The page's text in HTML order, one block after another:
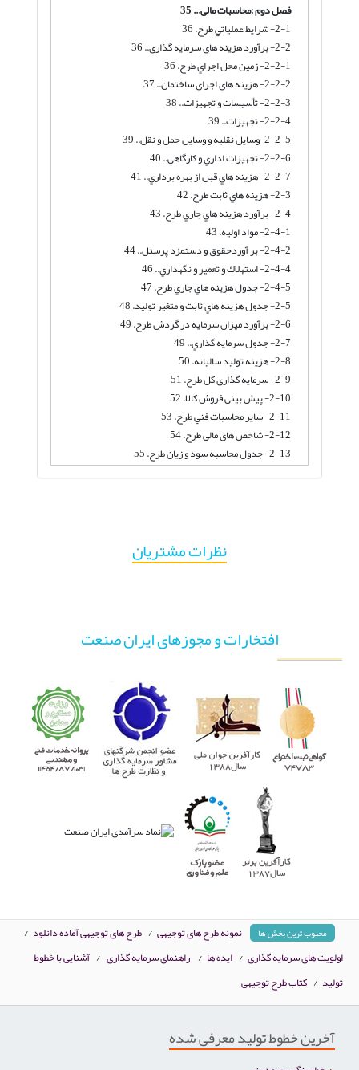
فصل دوم :محاسبات مالی...
35
2-1- شرايط عملياتي طرح. 36
2-2- برآورد هزینه های سرمایه گذاری.. 36
2-2-1- زمين محل اجراي طرح. 36
2-2-2- هزینه های اجرای ساختمان.. 37
2-2-3- تأسيسات و تجهيزات.. 38
2-2-4- تجهیزات.. 39
2-2-5-وسايل نقليه و وسايل حمل و نقل.. 39
2-2-6- تجهيزات اداري و كارگاهي.. 40
2-2-7- هزينه هاي قبل از بهره برداري.. 41
2-3- هزينه هاي ثابت طرح. 42
2-4- برآورد هزينه هاي جاري طرح. 43
2-4-1- مواد اوليه. 43
2-4-2- بر آوردحقوق و دستمزد پرسنل.. 44
2-4-4- استهلاك و تعمير و نگهداري.. 46
2-4-5- جدول هزينه هاي جاري طرح. 47
2-5- جدول هزينه هاي ثابت و متغير توليد. 48
2-6- برآورد میزان سرمایه در گردش طرح. 49
2-7- جدول سرمايه گذاري.. 49
2-8- هزینه تولید سالیانه. 50
2-9- سرمایه گذاری کل طرح. 51
2-10- پیش بینی فروش کالا. 52
2-11- ساير محاسبات فني طرح. 53
2-12- شاخص های مالی طرح. 54
2-13- جدول محاسبه سود و زیان طرح. 55
نظرات مشتریان
افتخارات و مجوزهای ایران صنعت
محبوب ترین بخش ها نمونه طرح های توجیهی / طرح های توجیهی آماده دانلود /
اولویت های سرمایه گذاری / ایده ها / راهنمای سرمایه گذاری / آشنایی با خطوط
تولید / کتاب طرح توجیهی
آخرین خطوط تولید معرفی شده